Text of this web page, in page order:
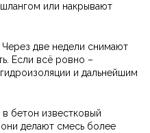
или накрывают
две недели снимают
Если всё ровно –
и дальнейшим
бетон известковый
делают смесь более